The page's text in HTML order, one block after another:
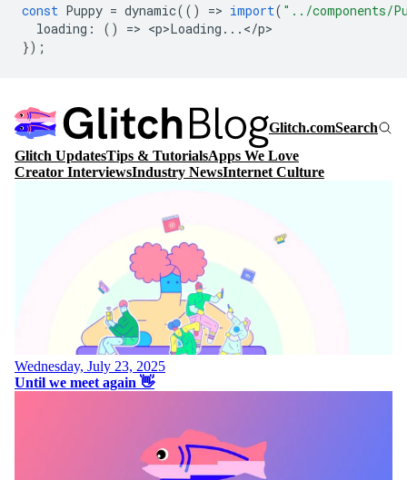
const Puppy = dynamic(() => import( "../components/
loading : () => <p>Loading ... </p
});